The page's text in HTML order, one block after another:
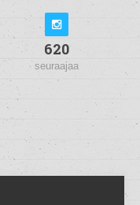
620
seuraajaa